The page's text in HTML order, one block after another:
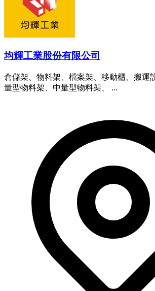
均輝工業股份有限公司
倉儲架、物料架、檔案架、移動櫃、搬運
量型物料架、中量型物料架、 ...